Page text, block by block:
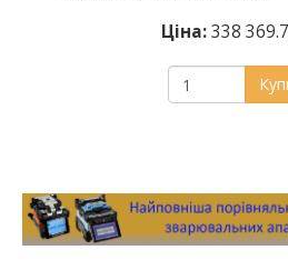
Ціна:338